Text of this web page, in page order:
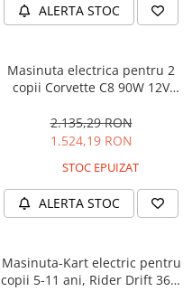
ALERTA STOC
Masinuta electrica pentru 2
copii Corvette C8 90W 12V
2.135,29 RON
1.524,19 RON
STOC EPUIZAT
ALERTA STOC
Masinuta-Kart electric pentru
copii 5-11 ani, Rider Drift 360,